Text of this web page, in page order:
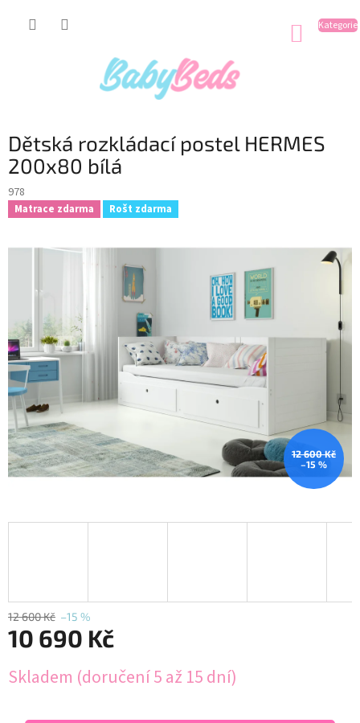
Dětská rozkládací postel HERMES
200x80 bílá
978
Matrace zdarma Rošt zdarma
12 600 Kč
–15 %
12 600 Kč –15 %
10 690 Kč
cena:
Skladem (doručení 5 až 15 dní)